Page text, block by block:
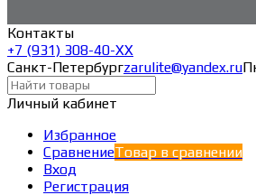
Контакты
+7 (931) 308-40-ХХ
Санкт-Петербургzarulite@yandex.ru
Личный кабинет
Избранное
СравнениеТовар в сравнении
Вход
Регистрация